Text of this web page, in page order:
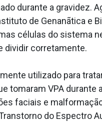
durante a gravidez.
de Genanãtica e
células do sistema
dividir corretamente.
utilizado para
tomaram VPA
faciais e
do Espectro